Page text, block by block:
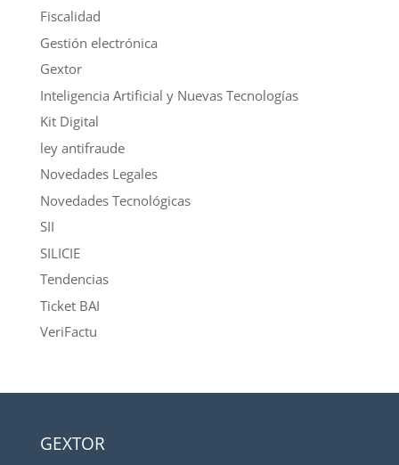
Fiscalidad
Gestión electrónica
Gextor
Inteligencia Artificial y Nuevas Tecnologías
Kit Digital
ley antifraude
Novedades Legales
Novedades Tecnológicas
SII
SILICIE
Tendencias
Ticket BAI
VeriFactu
GEXTOR